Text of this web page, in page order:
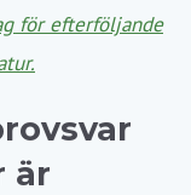
för efterföljande
är